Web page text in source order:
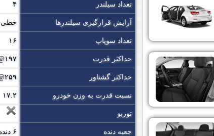
تعداد سیلندر ۴
آرایش قرارگیری سیلندرها خطی
تعداد سوپاپ ۱۶
حداکثر قدرت ۱۹۷@۶۳۰۰
حداکثر گشتاور ۲۵۹@۴۴۰۰
نسبت قدرت به وزن خودرو ۱۷.۲
توربو
جعبه دنده ۶ دنده اتوماتیک